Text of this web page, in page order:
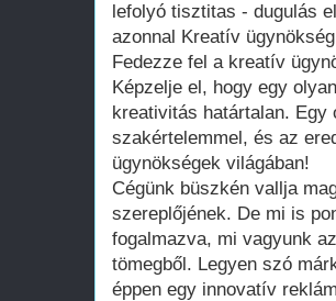
lefolyó tisztitas - dugulás
azonnal Kreatív
Fedezze fel a kreatív
Képzelje el, hogy egy
kreativitás határtalan. Egy
szakértelemmel, és az
ügynökségek világában!
Cégünk büszkén vallja
szereplőjének. De mi is
fogalmazva, mi vagyunk
tömegből. Legyen szó
éppen egy innovatív